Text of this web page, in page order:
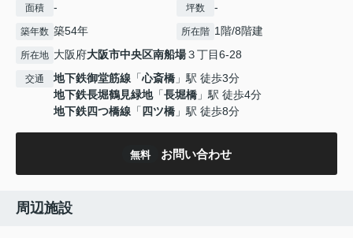
面積 - 坪数 -
築年数 築54年 所在階 1階/8階建
所在地 大阪府大阪市中央区南船場３丁目6-28
交通 地下鉄御堂筋線 「心斎橋 」駅 徒歩3分
地下鉄長堀鶴見緑地「長堀橋 」駅 徒歩4分
地下鉄四つ橋線 「 四ツ橋 」駅 徒歩8分
無料 お問い合わせ
周辺施設